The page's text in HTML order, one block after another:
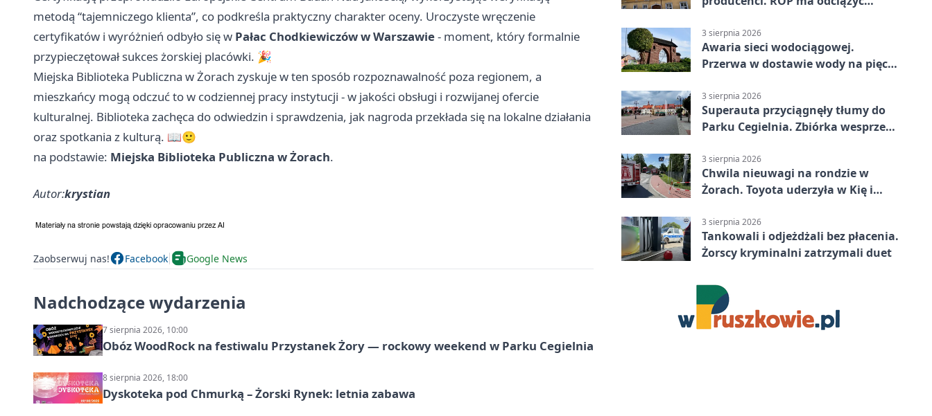
metodą “tajemniczego klienta”, co podkreśla praktyczny charakter oceny. Uroczyste wręczenie
certyfikatów i wyróżnień odbyło się w Pałac Chodkiewiczów w Warszawie- moment, który formalnie
przypieczętował sukces żorskiej placówki. 🎉
Miejska Biblioteka Publiczna w Żorach zyskuje w ten sposób rozpoznawalność poza regionem, a
mieszkańcy mogą odczuć to w codziennej pracy instytucji - w jakości obsługi i rozwijanej ofercie
kulturalnej. Biblioteka zachęca do odwiedzin i sprawdzenia, jak nagroda przekłada się na lokalne działania
oraz spotkania z kulturą. 📖🙂
na podstawie: Miejska Biblioteka Publiczna w Żorach.
Autor:krystian
Zaobserwuj nas! Facebook Google News
Nadchodzące wydarzenia
7 sierpnia 2026, 10:00
Obóz WoodRock na festiwalu Przystanek Żory — rockowy weekend w Parku Cegielnia
8 sierpnia 2026, 18:00
Dyskoteka pod Chmurką – Żorski Rynek: letnia zabawa
3 sierpnia 2026
Awaria sieci wodociągowej.
Przerwa w dostawie wody na pięciu
3 sierpnia 2026
Superauta przyciągnęły tłumy do
Parku Cegielnia. Zbiórka wesprze
3 sierpnia 2026
Chwila nieuwagi na rondzie w
Żorach. Toyota uderzyła w Kię i
3 sierpnia 2026
Tankowali i odjeżdżali bez płacenia.
Żorscy kryminalni zatrzymali duet